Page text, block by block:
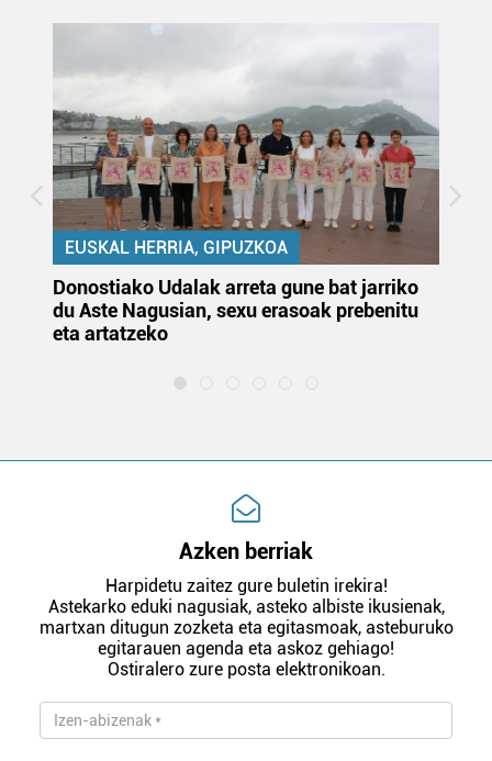
EUSKAL HERRIA, GIPUZKOA
Donostiako Udalak arreta gune bat jarriko
du Aste Nagusian, sexu erasoak prebenitu
eta artatzeko
Azken berriak
Harpidetu zaitez gure buletin irekira!
Astekarko eduki nagusiak, asteko albiste ikusienak,
martxan ditugun zozketa eta egitasmoak, asteburuko
egitarauen agenda eta askoz gehiago!
Ostiralero zure posta elektronikoan.